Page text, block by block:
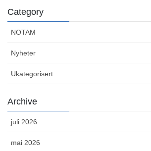
Category
NOTAM
Nyheter
Ukategorisert
Archive
juli 2026
mai 2026